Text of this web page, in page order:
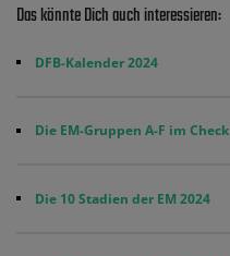
Das könnte Dich auch interessieren:
DFB-Kalender 2024
Die EM-Gruppen A-F im Check
Die 10 Stadien der EM 2024